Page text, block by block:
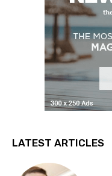
LATEST ARTICLES